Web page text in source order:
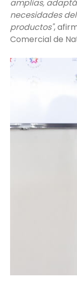
amplias,
necesidades
productos",
Comercial de